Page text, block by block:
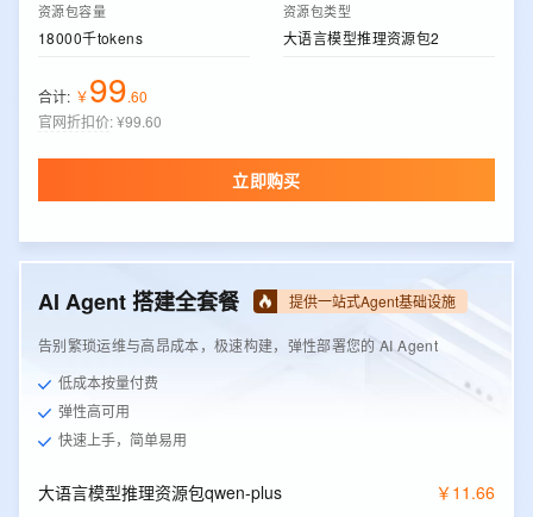
资源包容量
18000千tokens
资源包类型
大语言模型推理资源包2
合计: ￥99.60
官网折扣价:¥99.60
立即购买
AI Agent 搭建全套餐 提供一站式Agent基础设施
告别繁琐运维与高昂成本，极速构建，弹性部署您的 AI Agent
低成本按量付费
弹性高可用
快速上手，简单易用
大语言模型推理资源包qwen-plus ￥ 11 .66